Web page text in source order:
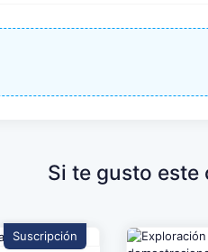
Si te gusto este
Suscripción